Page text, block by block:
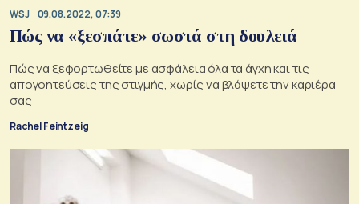
WSJ 09.08.2022, 07:39
Πώς να «ξεσπάτε» σωστά στη δουλειά
Πώς να ξεφορτωθείτε με ασφάλεια όλα τα άγχη και τις
απογοητεύσεις της στιγμής, χωρίς να βλάψετε την καριέρα
σας
Rachel Feintzeig